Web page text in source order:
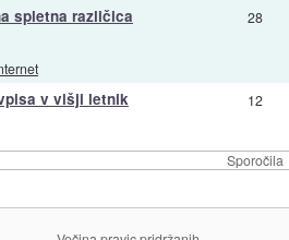
Sporočila
spletna različica 28
v višji letnik 12